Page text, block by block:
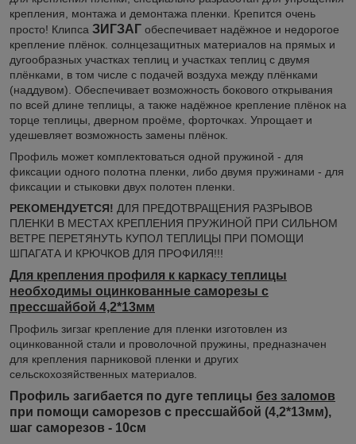
крепления, монтажа и демонтажа пленки. Крепится очень
просто! Клипса ЗИГЗАГ обеспечивает надёжное и недорогое
крепление плёнок. солнцезащитных материалов на прямых и
дугообразных участках теплиц и участках теплиц с двумя
плёнками, в том числе с подачей воздуха между плёнками
(наддувом). Обеспечивает возможность бокового открывания
по всей длине теплицы, а также надёжное крепление плёнок на
торце теплицы, дверном проёме, форточках. Упрощает и
удешевляет возможность замены плёнок.
Профиль может комплектоваться одной пружиной - для
фиксации одного полотна пленки, либо двумя пружинами - для
фиксации и стыковки двух полотен пленки.
РЕКОМЕНДУЕТСЯ! ДЛЯ ПРЕДОТВРАЩЕНИЯ РАЗРЫВОВ
ПЛЕНКИ В МЕСТАХ КРЕПЛЕНИЯ ПРУЖИНОЙ ПРИ СИЛЬНОМ
ВЕТРЕ ПЕРЕТЯНУТЬ КУПОЛ ТЕПЛИЦЫ ПРИ ПОМОЩИ
ШПАГАТА И КРЮЧКОВ ДЛЯ ПРОФИЛЯ!!!
Для крепления профиля к каркасу теплицы
необходимы оцинкованные саморезы с
прессшайбой 4,2*13мм
Профиль зигзаг крепление для пленки изготовлен из
оцинкованной стали и проволочной пружины, предназначен
для крепления парниковой пленки и других
сельскохозяйственных материалов.
Профиль загибается по дуге теплицы без заломов
при помощи саморезов с прессшайбой (4,2*13мм),
шаг саморезов - 10см